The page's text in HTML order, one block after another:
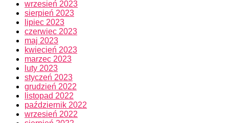
wrzesień 2023
sierpień 2023
lipiec 2023
czerwiec 2023
maj 2023
kwiecień 2023
marzec 2023
luty 2023
styczeń 2023
grudzień 2022
listopad 2022
październik 2022
wrzesień 2022